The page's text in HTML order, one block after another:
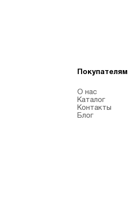
Покупателям
О нас
Каталог
Контакты
Блог